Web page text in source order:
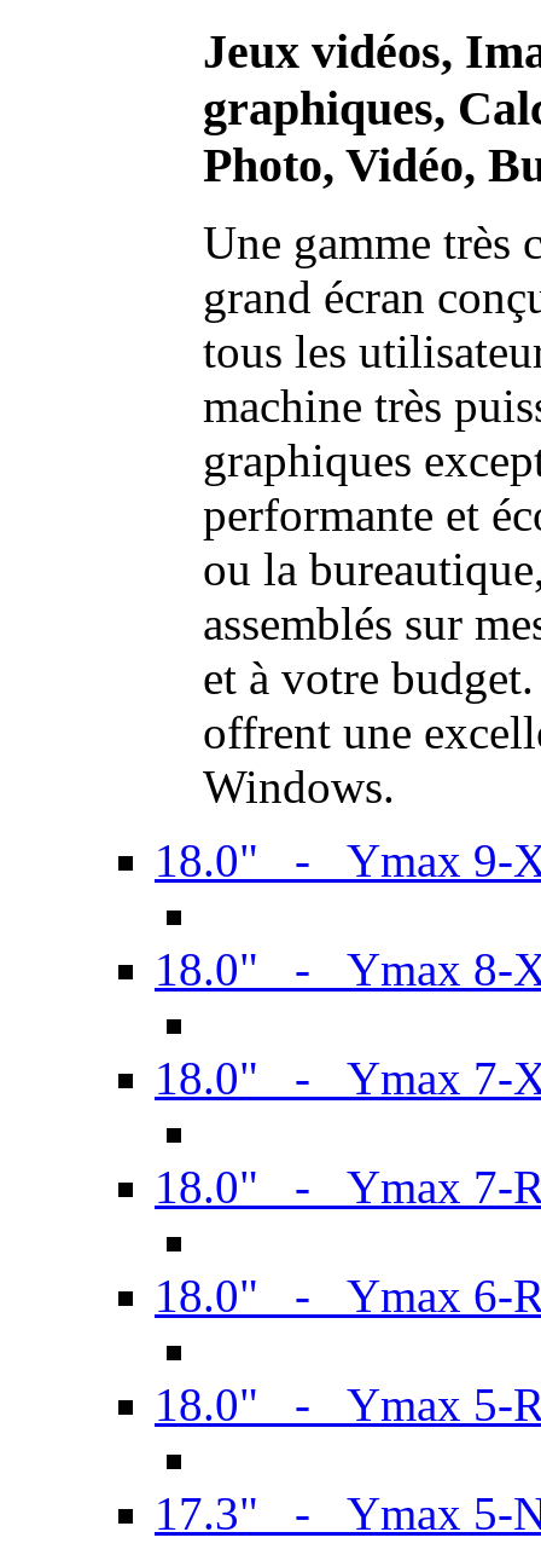
Jeux vidéos,
graphiques,
Photo, Vidéo,
Une gamme très
grand écran
tous les
machine très
graphiques
performante et
ou la
assemblés sur
et à votre
offrent une
Windows.
18.0" - Ymax 9-
18.0" - Ymax 8-
18.0" - Ymax 7-
18.0" - Ymax 7-
18.0" - Ymax 6-
18.0" - Ymax 5-
17.3" - Ymax 5-